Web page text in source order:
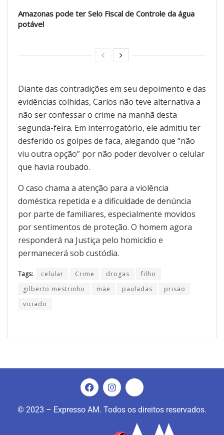
Amazonas pode ter Selo Fiscal de Controle da água
potável
Diante das contradições em seu depoimento e das
evidências colhidas, Carlos não teve alternativa a
não ser confessar o crime na manhã desta
segunda-feira. Em interrogatório, ele admitiu ter
desferido os golpes de faca, alegando que “não
viu outra opção” por não poder devolver o celular
que havia roubado.
O caso chama a atenção para a violência
doméstica repetida e a dificuldade de denúncia
por parte de familiares, especialmente movidos
por sentimentos de proteção. O homem agora
responderá na Justiça pelo homicídio e
permanecerá sob custódia.
Tags: celular Crime drogas
filho
gilberto mestrinho
mãe pauladas
prisão
viciado
© 2023 – Expresso AM. Todos os direitos reservados.